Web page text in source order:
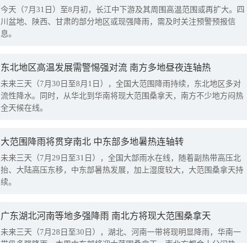
今天（7月31日）至8月初，长江中下游及其周围高温范围或再扩大。四
川盆地、陕西、甘肃的部分地区或现强降雨，需及时关注预警预报信
息。
东北地区高温发展需警惕强对流 南方多地昼夜连轴热
未来三天（7月30日至8月1日），全国大范围降雨持续，东北地区多对
流性降水。同时，从华北到华南将现大范围桑拿天，南方不少地方闷热
全天候在线。
大范围降雨将贯穿南北 中东部多地暑热连轴转
未来三天（7月29日至31日），全国大部雨水在线，随着副热带高压北
抬、大陆高压东移，中东部暑热发展，加上湿度较大，大范围桑拿天持
续。
广东湖北河南等地多强降雨 南北方将现大范围桑拿天
未来三天（7月28日至30日），湖北、河南一带将现明显降雨，华南一